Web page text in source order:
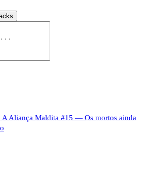
A Aliança Maldita #15 — Os mortos ainda